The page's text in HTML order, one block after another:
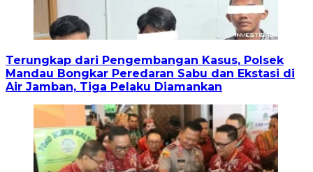
Terungkap dari Pengembangan Kasus, Polsek
Mandau Bongkar Peredaran Sabu dan Ekstasi di
Air Jamban, Tiga Pelaku Diamankan